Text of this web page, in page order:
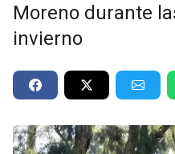
Moreno durante
invierno